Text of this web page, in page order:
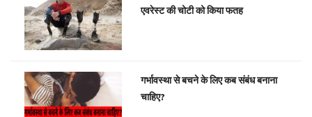
एवरेस्ट की चोटी को किया फतह
गर्भावस्था से बचने के लिए कब संबंध बनाना
चाहिए?